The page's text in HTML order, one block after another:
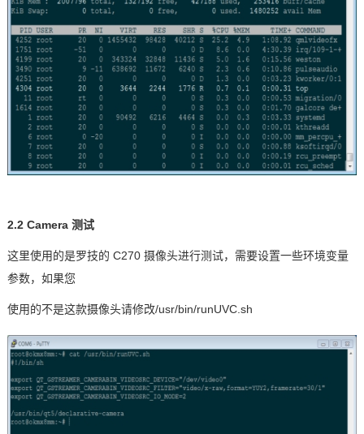
2.2 Camera 测试
这里使用的是罗技的 C270 摄像头进行测试，需要设置一些环境变量
参数，如果您
使用的不是这款摄像头请修改/usr/bin/runUVC.sh